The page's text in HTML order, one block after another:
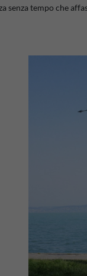
senza tempo che